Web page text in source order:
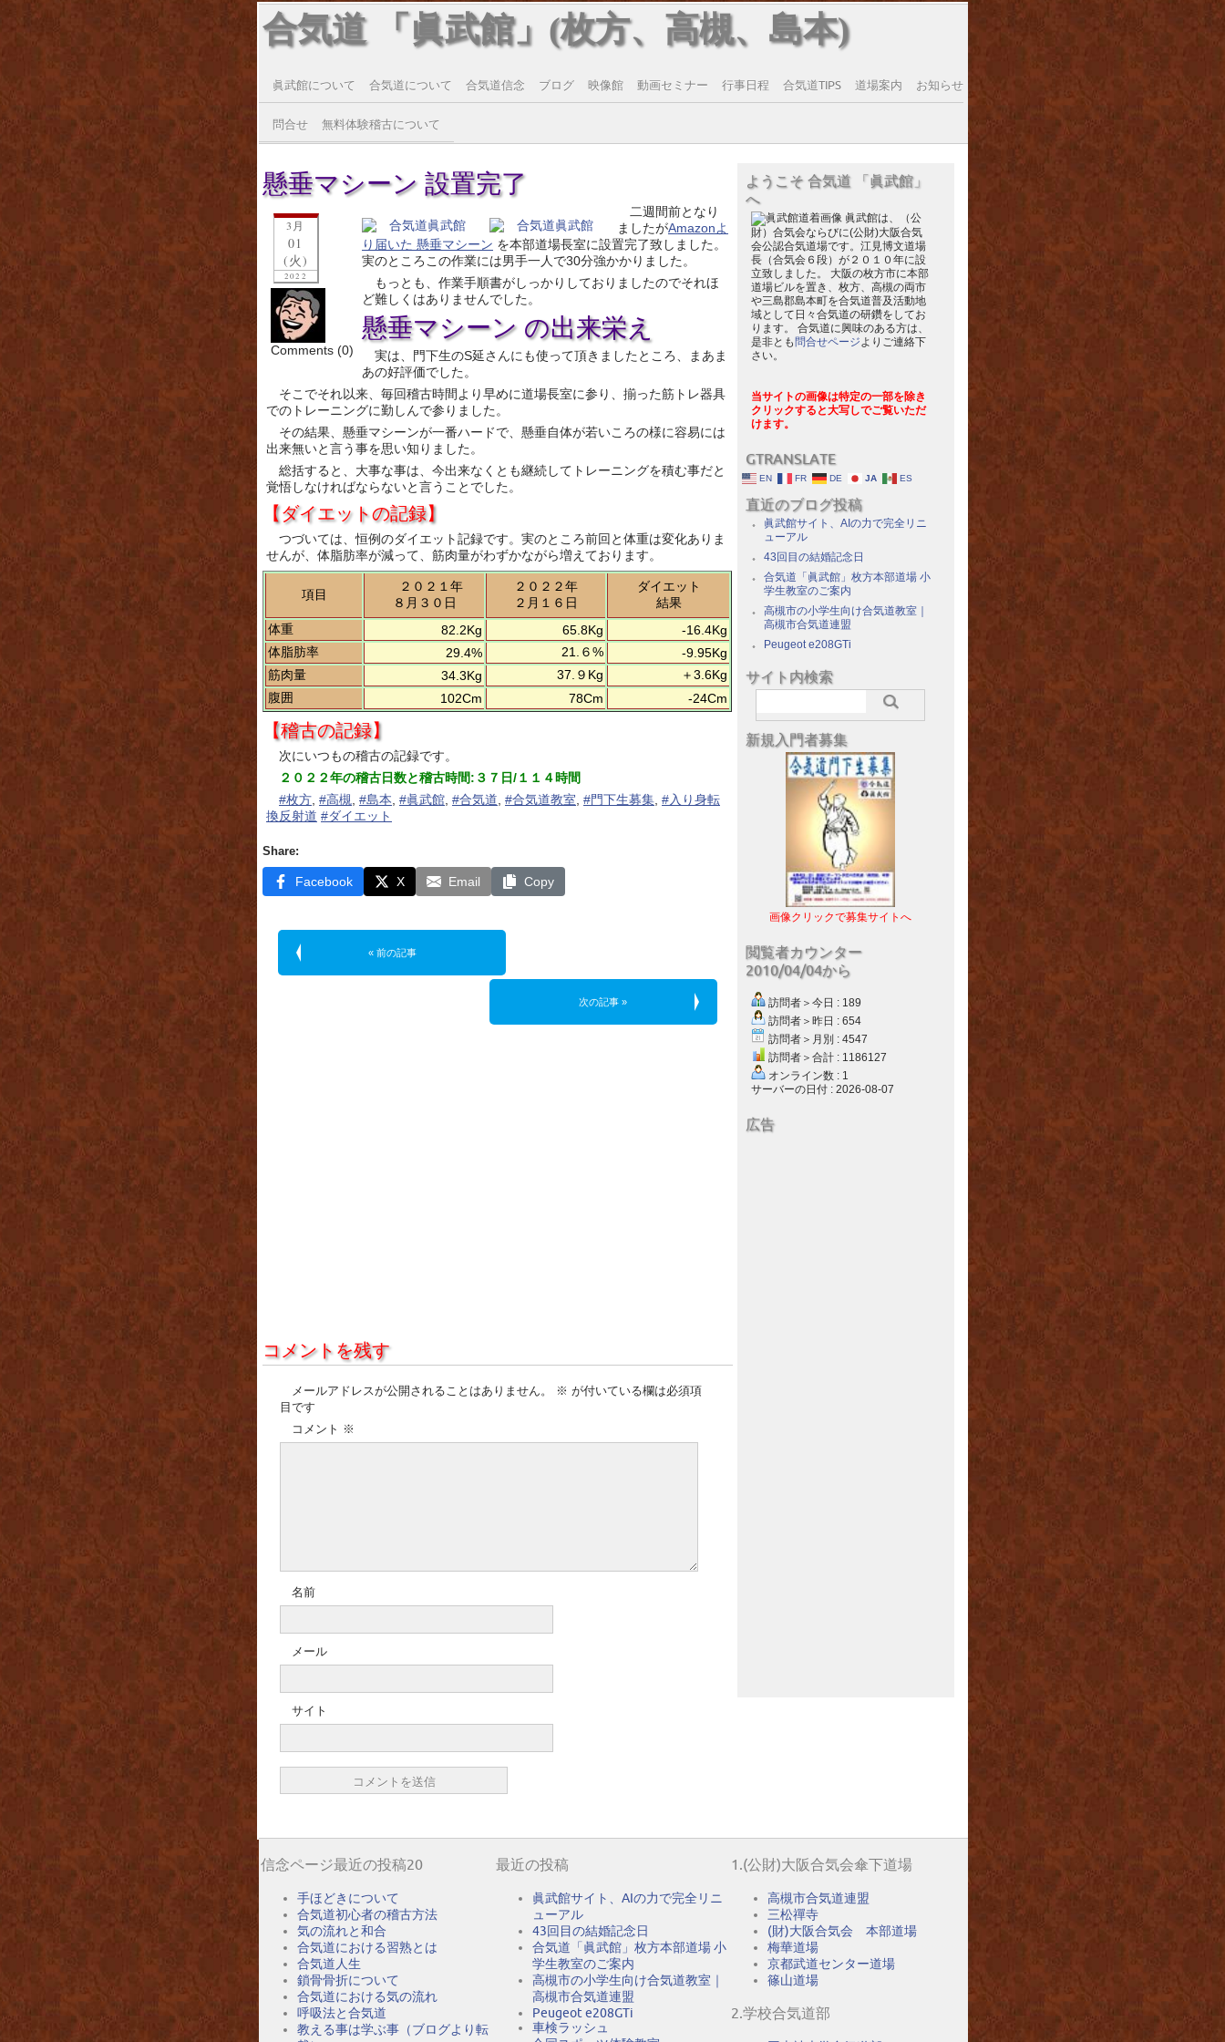
合気道 「眞武館」(枚方、高槻、島本)
眞武館について 合気道について 合気道信念 ブログ 映像館 動画セミナー 行事日程 合気道TIPS 道場案内 お知らせ
問合せ 無料体験稽古について
懸垂マシーン 設置完了
3月
01
(火)
2022
Comments (0)
二週間前となり
ましたがAmazonよ
り届いた 懸垂マシーン を本部道場長室に設置完了致しました。
実のところこの作業には男手一人で30分強かかりました。
もっとも、作業手順書がしっかりしておりましたのでそれほ
ど難しくはありませんでした。
懸垂マシーン の出来栄え
実は、門下生のS延さんにも使って頂きましたところ、まあま
あの好評価でした。
そこでそれ以来、毎回稽古時間より早めに道場長室に参り、揃った筋トレ器具
でのトレーニングに勤しんで参りました。
その結果、懸垂マシーンが一番ハードで、懸垂自体が若いころの様に容易には
出来無いと言う事を思い知りました。
総括すると、大事な事は、今出来なくとも継続してトレーニングを積む事だと
覚悟しなければならないと言うことでした。
【ダイエットの記録】
つづいては、恒例のダイエット記録です。実のところ前回と体重は変化ありま
せんが、体脂肪率が減って、筋肉量がわずかながら増えております。
項目
２０２１年
８月３０日
２０２２年
２月１６日
ダイエット
結果
体重
82.2Kg 65.8Kg
-16.4Kg
体脂肪率
29.4% 21.６%
-9.95Kg
筋肉量
34.3Kg 37.９Kg
＋3.6Kg
腹囲
102Cm 78Cm -24Cm
【稽古の記録】
次にいつもの稽古の記録です。
２０２２年の稽古日数と稽古時間:３７日/１１４時間
#枚方 #高槻 #島本 #眞武館 #合気道 #合気道教室 #門下生募集 #入り身転
換反射道 #ダイエット
Share:
Facebook X Email Copy
« 前の記事
次の記事 »
コメントを残す
メールアドレスが公開されることはありません。 ※ が付いている欄は必須項
目です
コメント ※
名前
メール
サイト
ようこそ 合気道 「眞武館」
へ
眞武館は、（公
財）合気会ならびに(公財)大阪合気
会公認合気道場です。江見博文道場
長（合気会６段）が２０１０年に設
立致しました。 大阪の枚方市に本部
道場ビルを置き、枚方、高槻の両市
や三島郡島本町を合気道普及活動地
域として日々合気道の研鑽をしてお
ります。 合気道に興味のある方は、
是非とも 問合せページよりご連絡下
さい。
当サイトの画像は特定の一部を除き
クリックすると大写しでご覧いただ
けます。
GTRANSLATE
EN FR DE JA ES
直近のブログ投稿
眞武館サイト、AIの力で完全リニ
ューアル
43回目の結婚記念日
合気道「眞武館」枚方本部道場 小
学生教室のご案内
高槻市の小学生向け合気道教室｜
高槻市合気道連盟
Peugeot e208GTi
サイト内検索
新規入門者募集
画像クリックで募集サイトへ
閲覧者カウンター
2010/04/04から
訪問者＞今日 : 189
訪問者＞昨日 : 654
訪問者＞月別 : 4547
訪問者＞合計 : 1186127
オンライン数 : 1
サーバーの日付 : 2026-08-07
広告
信念ページ最近の投稿20
手ほどきについて
合気道初心者の稽古方法
気の流れと和合
合気道における習熟とは
合気道人生
鎖骨骨折について
合気道における気の流れ
呼吸法と合気道
教える事は学ぶ事（ブログより転
最近の投稿
眞武館サイト、AIの力で完全リニ
ューアル
43回目の結婚記念日
合気道「眞武館」枚方本部道場 小
学生教室のご案内
高槻市の小学生向け合気道教室｜
高槻市合気道連盟
Peugeot e208GTi
車検ラッシュ
1.(公財)大阪合気会傘下道場
高槻市合気道連盟
三松禪寺
(財)大阪合気会 本部道場
梅華道場
京都武道センター道場
篠山道場
2.学校合気道部